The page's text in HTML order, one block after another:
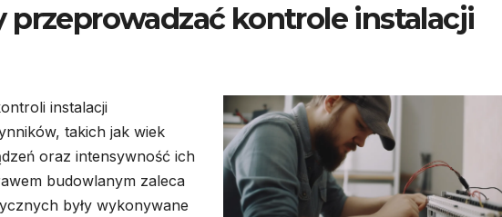
przeprowadzać kontrole instalacji
instalacji
takich jak wiek
oraz intensywność ich
budowlanym zaleca
były wykonywane